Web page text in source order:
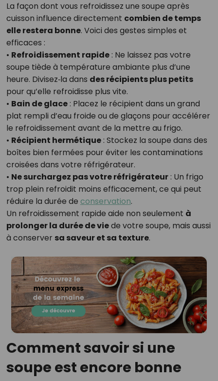
La façon dont vous refroidissez une soupe après
cuisson influence directement combien de temps
elle restera bonne. Voici des gestes simples et
efficaces :
• Refroidissement rapide: Ne laissez pas votre
soupe tiède à température ambiante plus d’une
heure. Divisez‑la dans des récipients plus petits
pour qu’elle refroidisse plus vite.
• Bain de glace: Placez le récipient dans un grand
plat rempli d’eau froide ou de glaçons pour accélérer
le refroidissement avant de la mettre au frigo.
• Récipient hermétique: Stockez la soupe dans des
boîtes bien fermées pour éviter les contaminations
croisées dans votre réfrigérateur.
• Ne surchargez pas votre réfrigérateur: Un frigo
trop plein refroidit moins efficacement, ce qui peut
réduire la durée de conservation.
Un refroidissement rapide aide non seulement à
prolonger la durée de viede votre soupe, mais aussi
à conserver sa saveur et sa texture.
Comment savoir si une
soupe est encore bonne